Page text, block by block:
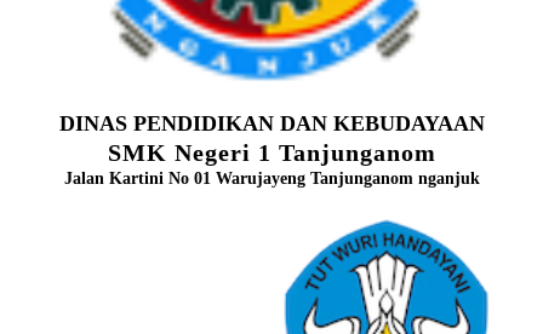
DINAS PENDIDIKAN DAN KEBUDAYAAN
SMK Negeri 1 Tanjunganom
Jalan Kartini No 01 Warujayeng Tanjunganom nganjuk